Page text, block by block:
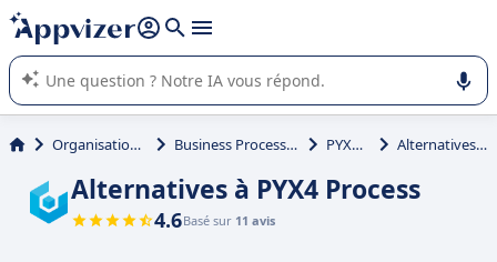
répondre (plusieurs lignes avec
L'IA de Appvizer vous guide dans l'utilisation ou la sélection de
logiciel SaaS en entreprise.
Organisation et planification Business Process Management (BPM) PYX4 Process Alternatives à PYX4 Process
Alternatives à PYX4 Process
4.6Basé sur 11 avis